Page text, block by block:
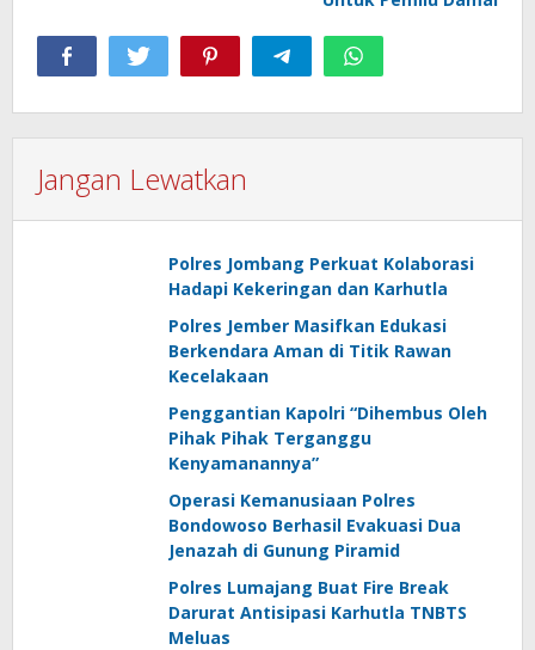
Jangan Lewatkan
Polres Jombang Perkuat Kolaborasi
Hadapi Kekeringan dan Karhutla
Polres Jember Masifkan Edukasi
Berkendara Aman di Titik Rawan
Kecelakaan
Penggantian Kapolri “Dihembus Oleh
Pihak Pihak Terganggu
Kenyamanannya”
Operasi Kemanusiaan Polres
Bondowoso Berhasil Evakuasi Dua
Jenazah di Gunung Piramid
Polres Lumajang Buat Fire Break
Darurat Antisipasi Karhutla TNBTS
Meluas